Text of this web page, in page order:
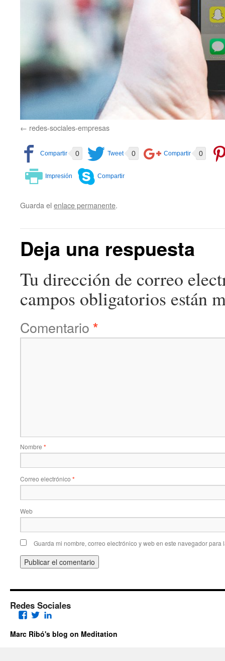
redes-sociales-empresas
0 0 0
Guarda el enlace permanente.
Deja una respuesta
Tu dirección de correo
campos obligatorios están
Comentario *
Nombre *
Correo electrónico *
Web
Guarda mi nombre, correo electrónico y web en este navegador para
Redes Sociales
Facebook
Twitter
Marc Ribó's blog on Meditation